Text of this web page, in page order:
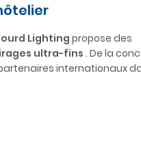
Lighting propose des
ultra-fins . De la
internationaux